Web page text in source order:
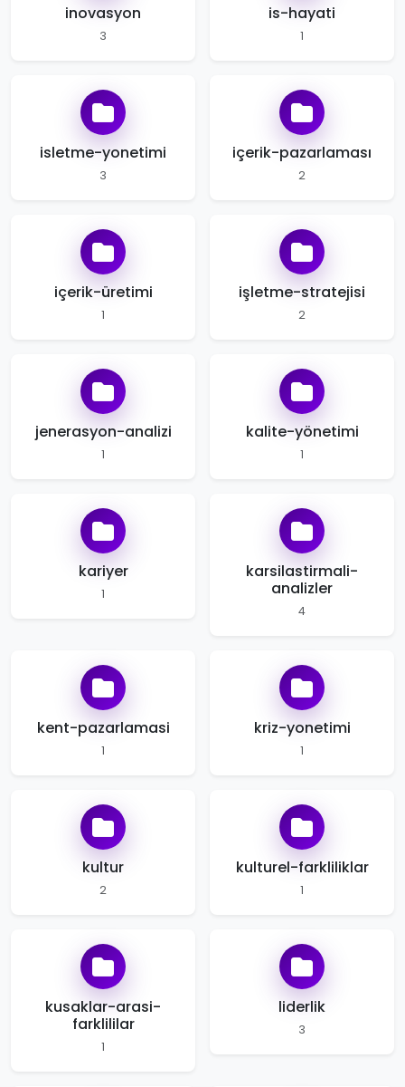
inovasyon
3
is-hayati
1
isletme-yonetimi
3
içerik-pazarlaması
2
içerik-üretimi
1
işletme-stratejisi
2
jenerasyon-analizi
1
kalite-yönetimi
1
kariyer
1
karsilastirmali-
analizler
4
kent-pazarlamasi
1
kriz-yonetimi
1
kultur
2
kulturel-farkliliklar
1
kusaklar-arasi-
farklililar
1
liderlik
3